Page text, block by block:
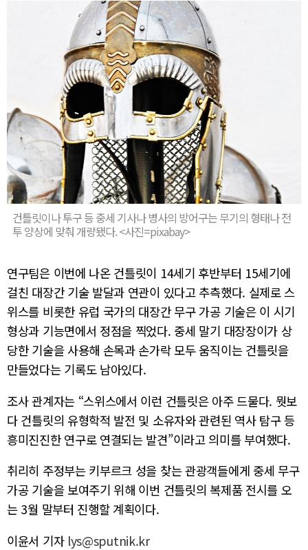
건틀릿이나 투구 등 중세 기사나 병사의 방어구는 무기의 형태나 전
투 양상에 맞춰 개량됐다. <사진=pixabay>
연구팀은 이번에 나온 건틀릿이 14세기 후반부터 15세기에
걸친 대장간 기술 발달과 연관이 있다고 추측했다. 실제로 스
위스를 비롯한 유럽 국가의 대장간 무구 가공 기술은 이 시기
형상과 기능면에서 정점을 찍었다. 중세 말기 대장장이가 상
당한 기술을 사용해 손목과 손가락 모두 움직이는 건틀릿을
만들었다는 기록도 남아있다.
조사 관계자는 “스위스에서 이런 건틀릿은 아주 드물다. 뭣보
다 건틀릿의 유형학적 발전 및 소유자와 관련된 역사 탐구 등
흥미진진한 연구로 연결되는 발견”이라고 의미를 부여했다.
취리히 주정부는 키부르크 성을 찾는 관광객들에게 중세 무구
가공 기술을 보여주기 위해 이번 건틀릿의 복제품 전시를 오
는 3월 말부터 진행할 계획이다.
이윤서 기자 lys@sputnik.kr